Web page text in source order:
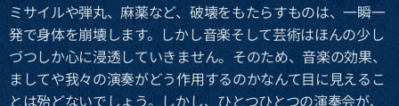
ミサイルや弾丸、麻薬など、破壊をもたらすものは、一瞬一
発で身体を崩壊します。しかし音楽そして芸術はほんの少し
づつしか心に浸透していきません。そのため、音楽の効果、
ましてや我々の演奏がどう作用するのかなんて目に見えるこ
とは殆どないでしょう。しかし、ひとつひとつの演奏会が、